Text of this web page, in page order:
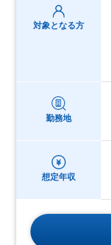
対象となる方
勤務地
想定年収